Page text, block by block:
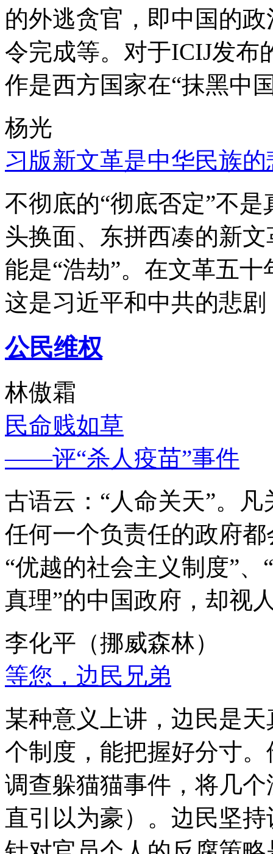
的外逃贪官，即中国的
令完成等。对于ICIJ发布
作是西方国家在“抹黑中
杨光
习版新文革是中华民族的
不彻底的“彻底否定”不
头换面、东拼西凑的新
能是“浩劫”。在文革五
这是习近平和中共的悲
公民维权
林傲霜
民命贱如草
——评“杀人疫苗”事件
古语云：“人命关天”。
任何一个负责任的政府
“优越的社会主义制度”
真理”的中国政府，却视
李化平（挪威森林）
等您，边民兄弟
某种意义上讲，边民是
个制度，能把握好分寸
调查躲猫猫事件，将几
直引以为豪）。边民坚